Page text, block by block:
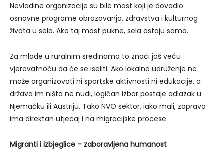
Nevladine organizacije su bile most koji je dovodio
osnovne programe obrazovanja, zdravstva i kulturnog
života u sela. Ako taj most pukne, sela ostaju sama.
Za mlade u ruralnim sredinama to znači još veću
vjerovatnoću da će se iseliti. Ako lokalno udruženje ne
može organizovati ni sportske aktivnosti ni edukacije, a
država im ništa ne nudi, logičan izbor postaje odlazak u
Njemačku ili Austriju. Tako NVO sektor, iako mali, zapravo
ima direktan utjecaj i na migracijske procese.
Migranti i izbjeglice – zaboravljena humanost